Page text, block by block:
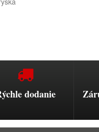
dodanie